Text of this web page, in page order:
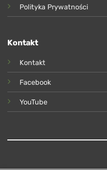
Polityka Prywatności
Kontakt
Kontakt
Facebook
YouTube